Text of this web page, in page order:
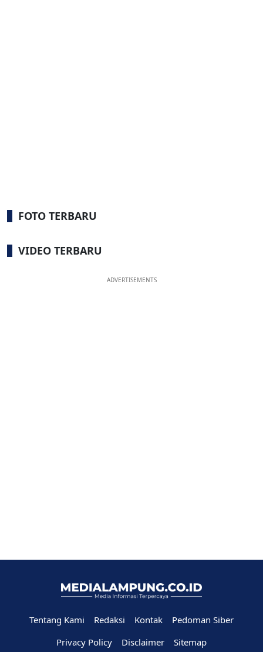
FOTO TERBARU
VIDEO TERBARU
ADVERTISEMENTS
Tentang Kami Redaksi Kontak
Pedoman Siber
Privacy Policy
Disclaimer Sitemap